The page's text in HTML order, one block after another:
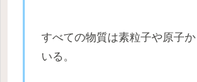
すべての物質は素粒子や原子
いる。